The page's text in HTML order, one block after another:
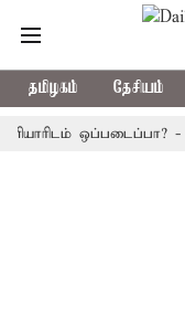
தமிழகம் தேசியம்
ஒப்படைப்பா? -